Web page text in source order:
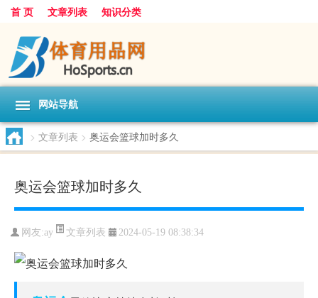
首 页 文章列表 知识分类
网站导航
> 文章列表 > 奥运会篮球加时多久
奥运会篮球加时多久
网友:ay 文章列表 2024-05-19 08:38:34